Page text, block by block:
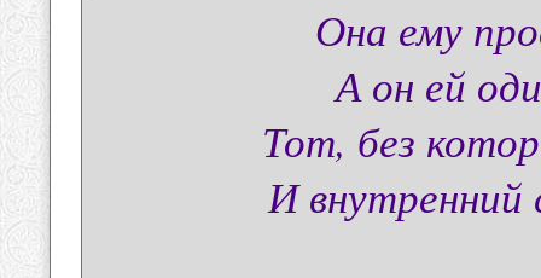
Она ему
А он ей
Тот, без
И